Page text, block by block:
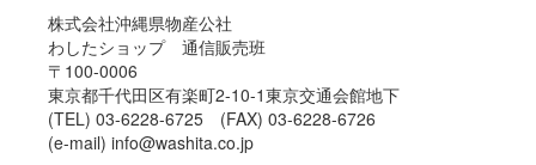
株式会社沖縄県物産公社
わしたショップ 通信販売班
〒100-0006
東京都千代田区有楽町2-10-1東京交通会館地下
(TEL) 03-6228-6725 (FAX) 03-6228-6726
(e-mail) info@washita.co.jp